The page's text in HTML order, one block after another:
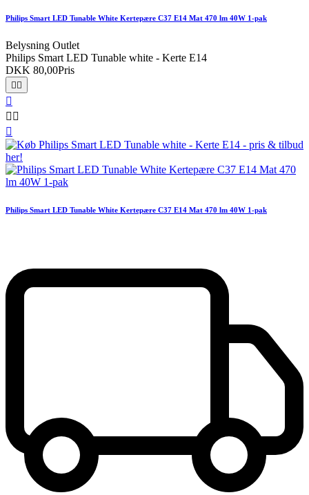
Philips Smart LED Tunable White Kertepære C37 E14 Mat 470 lm 40W 1-pak
Belysning Outlet
Philips Smart LED Tunable white - Kerte E14
DKK 80,00Pris
 

 

Philips Smart LED Tunable White Kertepære C37 E14 Mat 470 lm 40W 1-pak